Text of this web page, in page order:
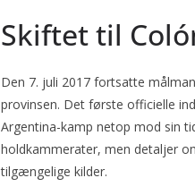
Skiftet til
Den 7. juli 2017 fortsatte
provinsen. Det første officielle
Argentina-kamp netop mod sin
holdkammerater, men detaljer
tilgængelige kilder.